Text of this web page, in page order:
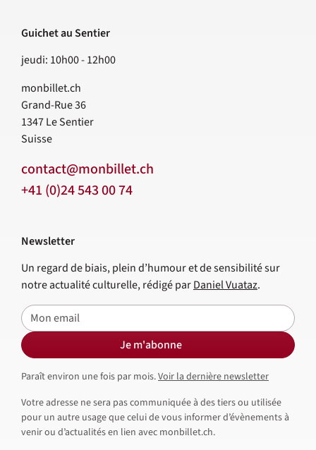
Guichet au Sentier
jeudi: 10h00 - 12h00
monbillet.ch
Grand-Rue 36
1347Le Sentier
Suisse
contact@monbillet.ch
+41 (0)24 543 00 74
Newsletter
Un regard de biais, plein d’humour et de sensibilité sur
notre actualité culturelle, rédigé parDaniel Vuataz.
E-mail
Je m'abonne
Paraît environ une fois par mois.Voir la dernière newsletter
Votre adresse ne sera pas communiquée à des tiers ou utilisée
pour un autre usage que celui de vous informer d’évènements à
venir ou d’actualités en lien avec monbillet.ch.